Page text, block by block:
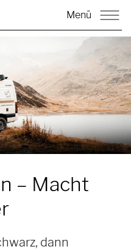
Menü
– Macht
dann